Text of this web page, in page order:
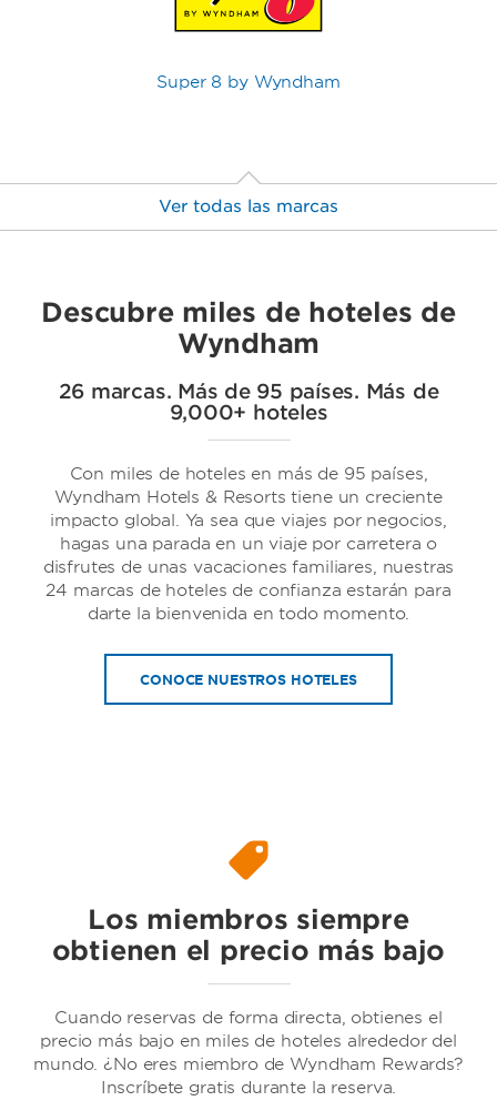
Super 8 by Wyndham
Ver todas las marcas
Trademark Collection by Wyndham
Descubre miles de hoteles de
Wyndham
26 marcas. Más de 95 países. Más de
9,000+ hoteles
Con miles de hoteles en más de 95 países,
Wyndham Hotels & Resorts tiene un creciente
impacto global. Ya sea que viajes por negocios,
hagas una parada en un viaje por carretera o
disfrutes de unas vacaciones familiares, nuestras
24 marcas de hoteles de confianza estarán para
darte la bienvenida en todo momento.
CONOCE NUESTROS HOTELES
Los miembros siempre
obtienen el precio más bajo
Cuando reservas de forma directa, obtienes el
precio más bajo en miles de hoteles alrededor del
mundo. ¿No eres miembro de Wyndham Rewards?
Inscríbete gratis durante la reserva.